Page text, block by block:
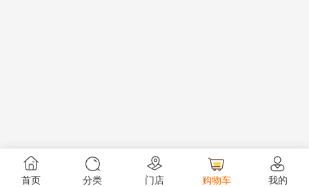
首页 分类 门店 购物车 我的